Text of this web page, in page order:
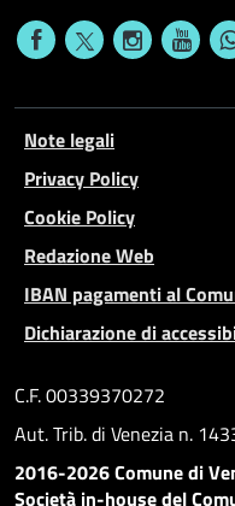
Note legali
Privacy Policy
Cookie Policy
Redazione Web
IBAN pagamenti al
Dichiarazione di
C.F. 00339370272
Aut. Trib. di Venezia n.
2016-2026 Comune di
Società in-house del